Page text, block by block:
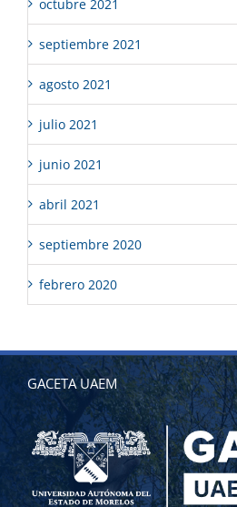
octubre 2021
septiembre 2021
agosto 2021
julio 2021
junio 2021
abril 2021
septiembre 2020
febrero 2020
GACETA UAEM